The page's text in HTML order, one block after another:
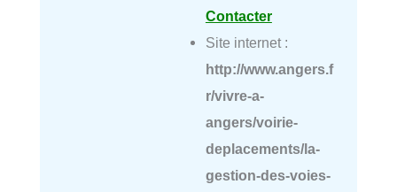
Contacter
Site internet :
http://www.angers.f
r/vivre-a-
angers/voirie-
deplacements/la-
gestion-des-voies-